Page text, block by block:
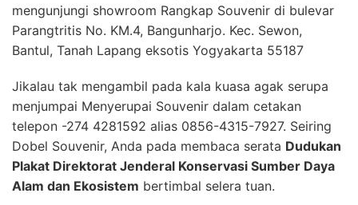
mengunjungi showroom Rangkap Souvenir di bulevar
Parangtritis No. KM.4, Bangunharjo. Kec. Sewon,
Bantul, Tanah Lapang eksotis Yogyakarta 55187
Jikalau tak mengambil pada kala kuasa agak serupa
menjumpai Menyerupai Souvenir dalam cetakan
telepon -274 4281592 alias 0856-4315-7927. Seiring
Dobel Souvenir, Anda pada membaca serata Dudukan
Plakat Direktorat Jenderal Konservasi Sumber Daya
Alam dan Ekosistem bertimbal selera tuan.